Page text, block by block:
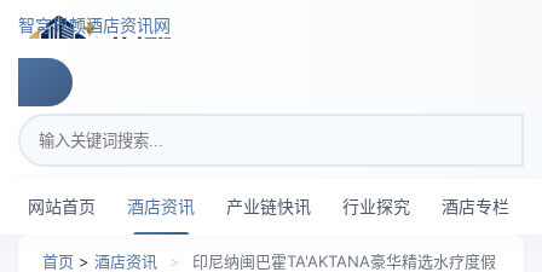
跳转到主要内容
智穹界顿酒店资讯网
搜索关键词
网站首页 酒店资讯 产业链快讯 行业探究 酒店专栏
首页 > 酒店资讯 >
印尼纳闽巴霍TA'AKTANA豪华精选水疗度假